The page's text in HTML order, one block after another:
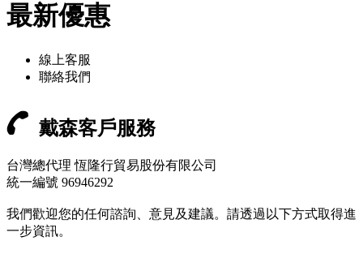
最新優惠
線上客服
聯絡我們
戴森客戶服務
台灣總代理 恆隆行貿易股份有限公司
統一編號 96946292
我們歡迎您的任何諮詢、意見及建議。請透過以下方式取得進
一步資訊。